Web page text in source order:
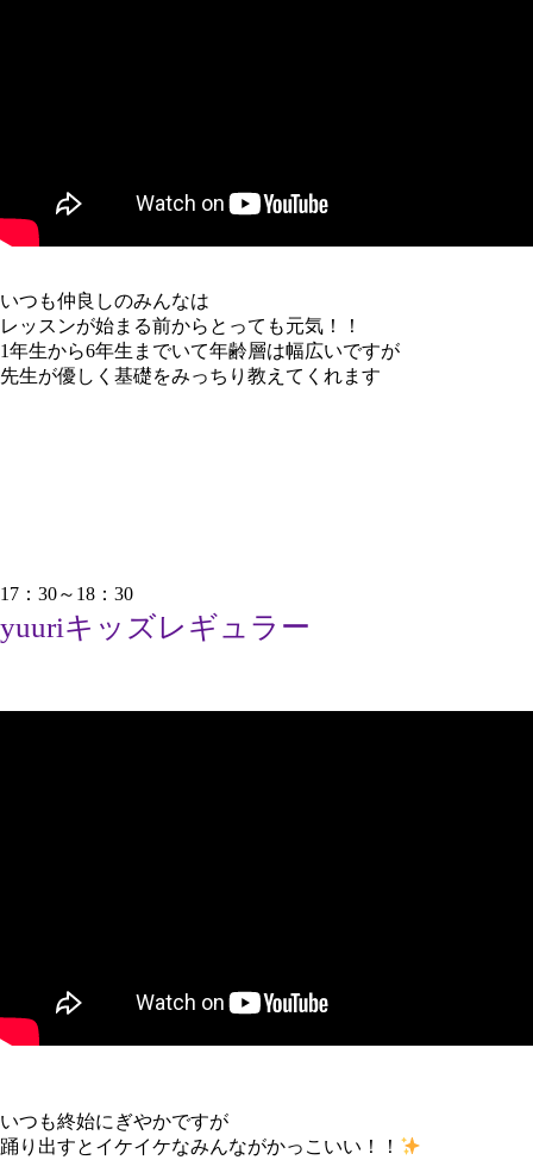
いつも仲良しのみんなは
レッスンが始まる前からとっても元気！！
1年生から6年生までいて年齢層は幅広いですが
先生が優しく基礎をみっちり教えてくれます
17：30～18：30
yuuriキッズレギュラー
いつも終始にぎやかですが
踊り出すとイケイケなみんながかっこいい！！